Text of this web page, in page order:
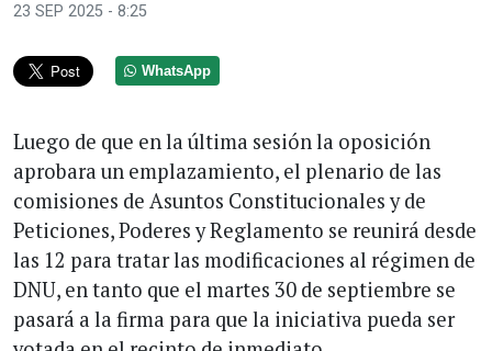
23 SEP 2025 - 8:25
WhatsApp
Luego de que en la última sesión la oposición
aprobara un emplazamiento, el plenario de las
comisiones de Asuntos Constitucionales y de
Peticiones, Poderes y Reglamento se reunirá desde
las 12 para tratar las modificaciones al régimen de
DNU, en tanto que el martes 30 de septiembre se
pasará a la firma para que la iniciativa pueda ser